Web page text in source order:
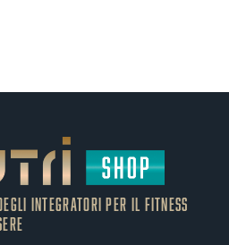
Integratori PER IL FITNESS